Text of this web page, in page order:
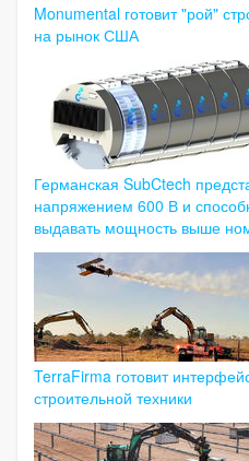
Monumental готовит "рой"
на рынок США
Германская SubCtech
напряжением 600 В и
выдавать мощность выше
TerraFirma готовит
строительной техники